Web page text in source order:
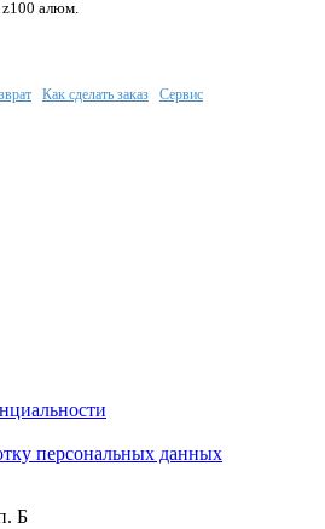
алюм.
Как сделать заказ Сервис
персональных данных
Б